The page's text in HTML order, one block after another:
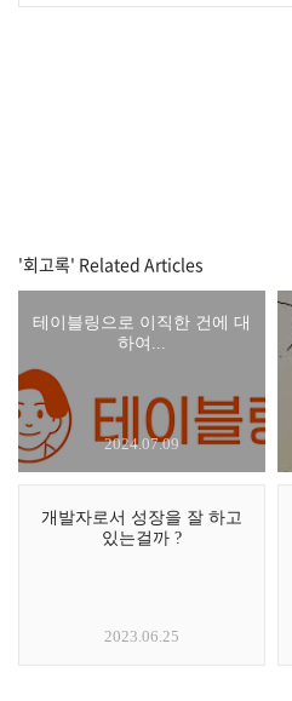
'회고록' Related Articles
테이블링으로 이직한 건에 대
하여...
2024.07.09
개발자로서 성장을 잘 하고
있는걸까 ?
2023.06.25